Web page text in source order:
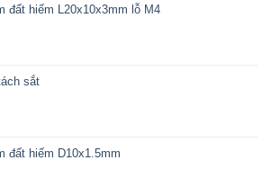
đất hiếm L20x10x3mm lỗ M4
sắt
đất hiếm D10x1.5mm